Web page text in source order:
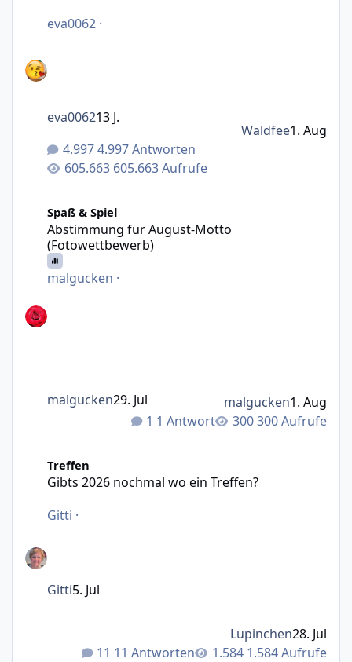
eva0062 ·
4.997 Antworten
605.663 Aufrufe
eva006213 J.
Waldfee1. Aug
Spaß & Spiel
Abstimmung für August-Motto
(Fotowettbewerb)
malgucken ·
1 Antwort 300 Aufrufe
malgucken29. Jul malgucken1. Aug
Treffen
Gibts 2026 nochmal wo ein Treffen?
Gitti ·
11 Antworten 1.584 Aufrufe
Gitti5. Jul
Lupinchen28. Jul